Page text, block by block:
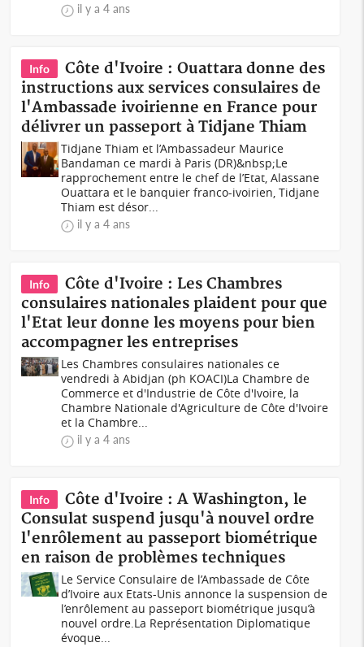
il y a 4 ans
Info
Côte d'Ivoire : Ouattara donne des
instructions aux services consulaires de
l'Ambassade ivoirienne en France pour
délivrer un passeport à Tidjane Thiam
Tidjane Thiam et l’Ambassadeur Maurice
Bandaman ce mardi à Paris (DR)&nbsp;Le
rapprochement entre le chef de l’Etat, Alassane
Ouattara et le banquier franco-ivoirien, Tidjane
Thiam est désor...
il y a 4 ans
Info
Côte d'Ivoire : Les Chambres
consulaires nationales plaident pour que
l'Etat leur donne les moyens pour bien
accompagner les entreprises
Les Chambres consulaires nationales ce
vendredi à Abidjan (ph KOACI)La Chambre de
Commerce et d'Industrie de Côte d'Ivoire, la
Chambre Nationale d'Agriculture de Côte d'Ivoire
et la Chambre...
il y a 4 ans
Info
Côte d'Ivoire : A Washington, le
Consulat suspend jusqu'à nouvel ordre
l'enrôlement au passeport biométrique
en raison de problèmes techniques
Le Service Consulaire de l’Ambassade de Côte
d’Ivoire aux Etats-Unis annonce la suspension de
l’enrôlement au passeport biométrique jusqu’à
nouvel ordre.La Représentation Diplomatique
évoque...